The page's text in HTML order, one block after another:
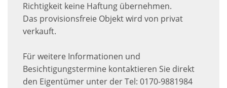
Richtigkeit keine Haftung übernehmen.
Das provisionsfreie Objekt wird von privat
verkauft.
Für weitere Informationen und
Besichtigungstermine kontaktieren Sie direkt
den Eigentümer unter der Tel: 0170-9881984